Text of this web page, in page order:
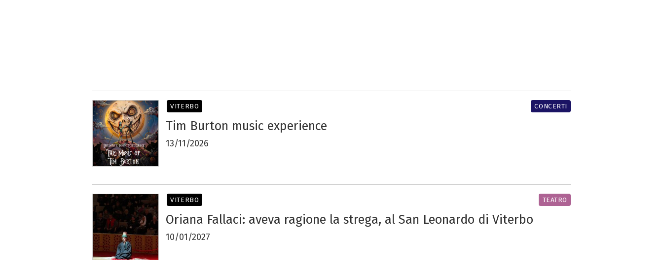
Tim Burton music experience
13/11/2026
VITERBO CONCERTI
Oriana Fallaci: aveva ragione la strega, al San Leonardo di Viterbo
10/01/2027
VITERBO TEATRO